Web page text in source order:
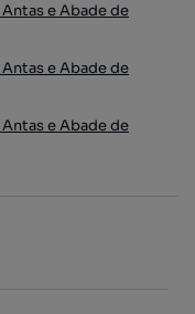
e Abade de
e Abade de
e Abade de